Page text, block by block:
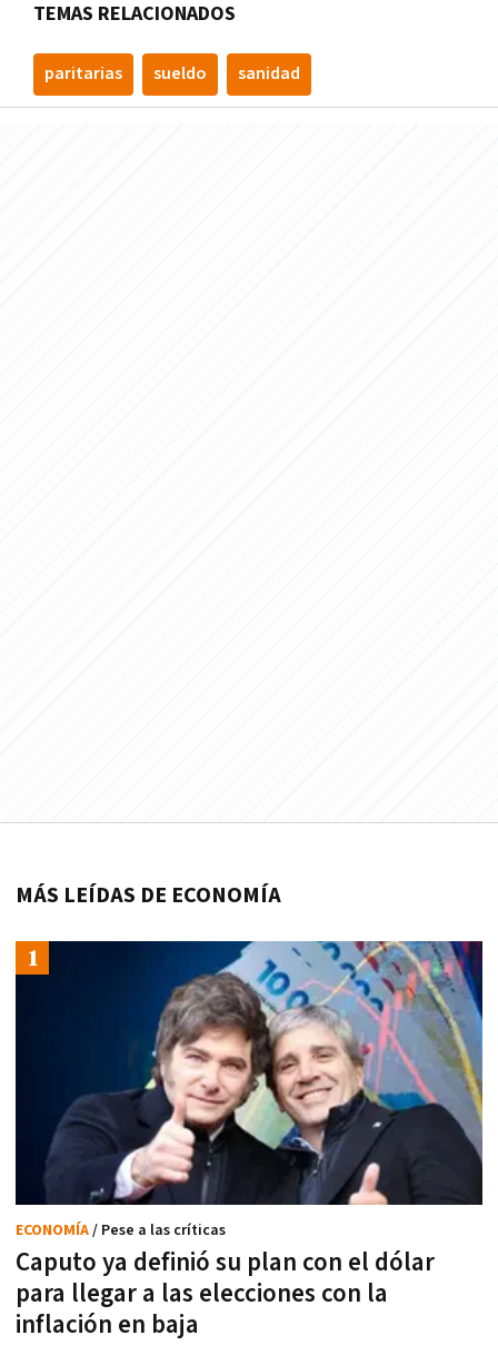
TEMAS RELACIONADOS
paritarias sueldo sanidad
MÁS LEÍDAS DE ECONOMÍA
Caputo ya definió su plan con el dólar
para llegar a las elecciones con la
inflación en baja
ECONOMÍA/ Pese a las críticas